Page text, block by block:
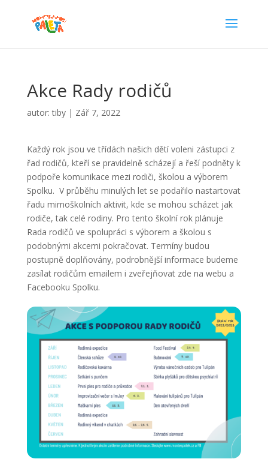
Akce Rady rodičů
autor:tiby| Zář 7, 2022
Každý rok jsou ve třídách našich dětí voleni zástupci z
řad rodičů, kteří se pravidelně scházejí a řeší podněty k
podpoře komunikace mezi rodiči, školou a výborem
Spolku. V průběhu minulých let se podařilo nastartovat
řadu mimoškolních aktivit, kde se mohou scházet jak
rodiče, tak celé rodiny. Pro tento školní rok plánuje
Rada rodičů ve spolupráci s výborem a školou s
podobnými akcemi pokračovat. Termíny budou
postupně doplňovány, podrobnější informace budeme
zasílat rodičům emailem i zveřejňovat zde na webu a
Facebooku Spolku.